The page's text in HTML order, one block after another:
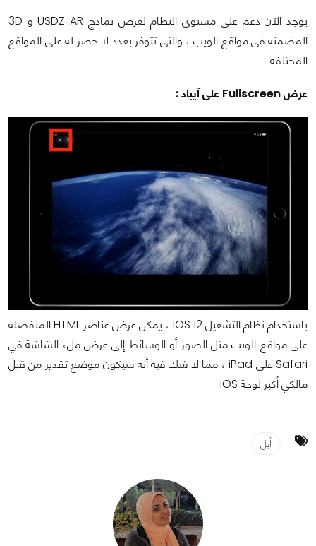
يوجد الآن دعم على مستوى النظام لعرض نماذج USDZ AR و 3D
المضمنة في مواقع الويب ، والتي تتوفر بعدد لا حصر له على المواقع
المختلفة.
عرض Fullscreen على آيباد :
باستخدام نظام التشغيل iOS 12 ، يمكن عرض عناصر HTML المنفصلة
على مواقع الويب مثل الصور أو الوسائط إلى عرض ملء الشاشة في
Safari على iPad ، مما لا شك فيه أنه سيكون موضع تقدير من قبل
مالكي أكبر لوحة iOS.
أبل